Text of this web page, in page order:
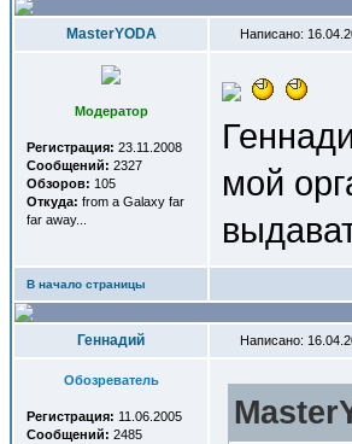
MasterYODA Написано:
Модератор
Регистрация: 23.11.2008
Сообщений: 2327
Обзоров: 105
Откуда: from a Galaxy far
far away...
мой
В начало страницы
Геннадий Написано:
Обозреватель
Регистрация: 11.06.2005
Сообщений: 2485